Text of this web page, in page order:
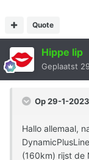
Quote
Hippe lip
Geplaatst
Op 29-1-
Hallo allemaal,
(160km) rijst de